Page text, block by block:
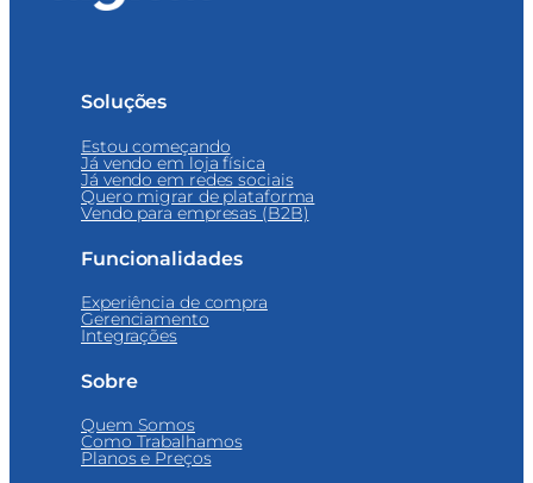
Soluções
Estou começando
Já vendo em loja física
Já vendo em redes sociais
Quero migrar de plataforma
Vendo para empresas (B2B)
Funcionalidades
Experiência de compra
Gerenciamento
Integrações
Sobre
Quem Somos
Como Trabalhamos
Planos e Preços